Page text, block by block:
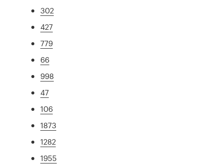
302
427
779
66
998
47
106
1873
1282
1955